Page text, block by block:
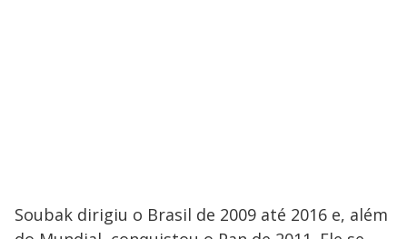
Soubak dirigiu o Brasil de 2009 até 2016 e, além